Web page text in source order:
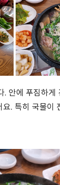
. 안에 푸짐하게
. 특히 국물이